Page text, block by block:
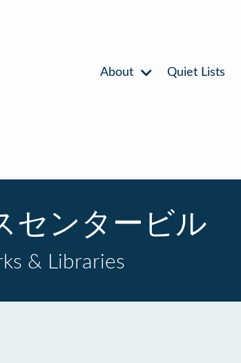
About Quiet Lists
センタービル
& Libraries